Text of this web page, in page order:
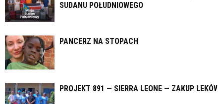
SUDANU POŁUDNIOWEGO
PANCERZ NA STOPACH
PROJEKT 891 — SIERRA LEONE — ZAKUP LEKÓW